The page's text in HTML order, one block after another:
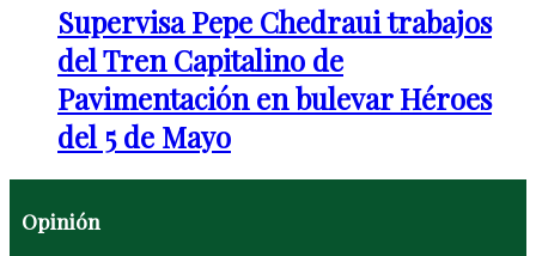
Supervisa Pepe Chedraui trabajos
del Tren Capitalino de
Pavimentación en bulevar Héroes
del 5 de Mayo
Opinión